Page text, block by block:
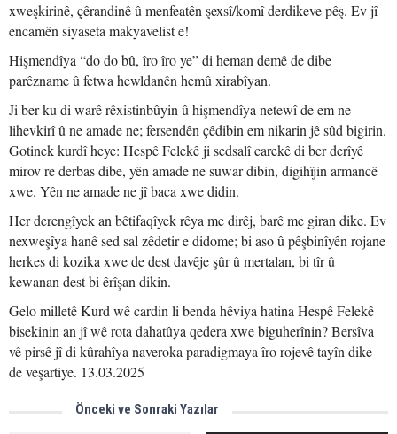
xweşkirinê, çêrandinê û menfeatên şexsî/komî derdikeve pêş. Ev jî
encamên siyaseta makyavelist e!
Hişmendîya “do do bû, îro îro ye” di heman demê de dibe
parêzname û fetwa hewldanên hemû xirabîyan.
Ji ber ku di warê rêxistinbûyin û hişmendîya netewî de em ne
lihevkirî û ne amade ne; fersendên çêdibin em nikarin jê sûd bigirin.
Gotinek kurdî heye: Hespê Felekê ji sedsalî carekê di ber derîyê
mirov re derbas dibe, yên amade ne suwar dibin, digihîjin armancê
xwe. Yên ne amade ne jî baca xwe didin.
Her derengîyek an bêtifaqîyek rêya me dirêj, barê me giran dike. Ev
nexweşîya hanê sed sal zêdetir e didome; bi aso û pêşbinîyên rojane
herkes di kozika xwe de dest davêje şûr û mertalan, bi tîr û
kewanan dest bi êrîşan dikin.
Gelo milletê Kurd wê cardin li benda hêviya hatina Hespê Felekê
bisekinin an jî wê rota dahatûya qedera xwe biguherînin? Bersîva
vê pirsê jî di kûrahîya naveroka paradigmaya îro rojevê tayîn dike
de veşartiye. 13.03.2025
Önceki ve Sonraki Yazılar